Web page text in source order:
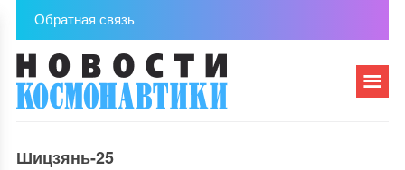
Обратная связь
Шицзянь-25